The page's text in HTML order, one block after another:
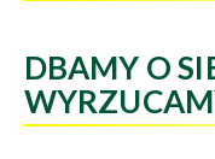
DBAMY O